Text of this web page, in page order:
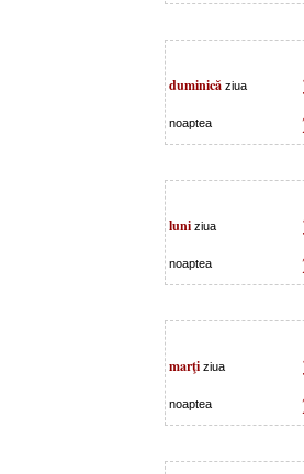
duminică ziua
noaptea
luni ziua
noaptea
marţi ziua
noaptea